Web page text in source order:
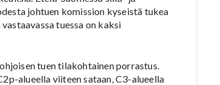
johtuen komission kyseistä tukea
tuessa on kaksi
tuen tilakohtainen porrastus.
alueella viiteen sataan, C3-alueella